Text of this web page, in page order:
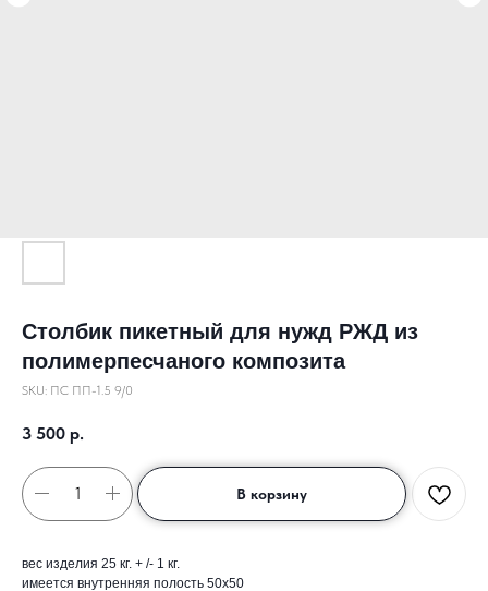
Столбик пикетный для нужд РЖД из
полимерпесчаного композита
SKU: ПС ПП-1.5 9/0
3 500 р.
В корзину
вес изделия 25 кг. + /- 1 кг.
имеется внутренняя полость 50х50